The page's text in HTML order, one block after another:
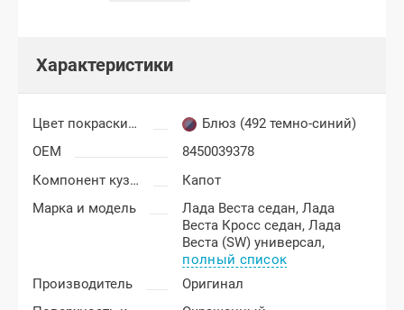
Характеристики
Цвет покраски Лада Веста
Блюз (492 темно-синий)
OEM
8450039378
Компонент кузова
Капот
Марка и модель
Лада Веста седан,Лада
Веста Кросс седан,Лада
Веста (SW) универсал,
полный список
Производитель
Оригинал